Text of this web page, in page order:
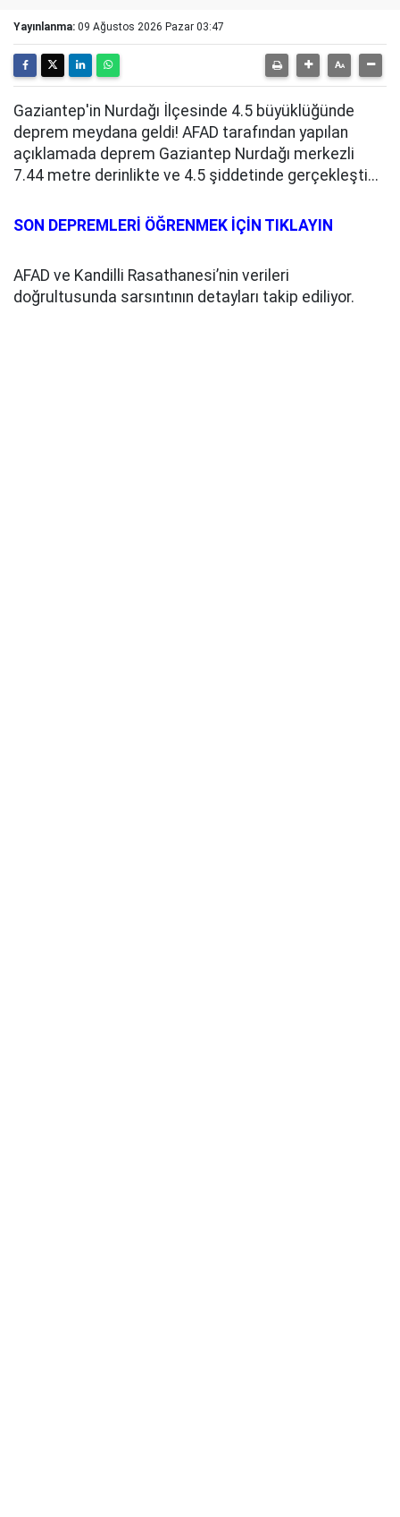
Yayınlanma: 09 Ağustos 2026 Pazar 03:47
Gaziantep'in Nurdağı İlçesinde 4.5 büyüklüğünde
deprem meydana geldi! AFAD tarafından yapılan
açıklamada deprem Gaziantep Nurdağı merkezli
7.44 metre derinlikte ve 4.5 şiddetinde gerçekleşti...
SON DEPREMLERİ ÖĞRENMEK İÇİN TIKLAYIN
AFAD ve Kandilli Rasathanesi’nin verileri
doğrultusunda sarsıntının detayları takip ediliyor.